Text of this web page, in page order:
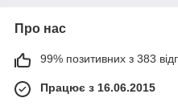
Про нас
99% позитивних з 383
Працює з 16.06.2015